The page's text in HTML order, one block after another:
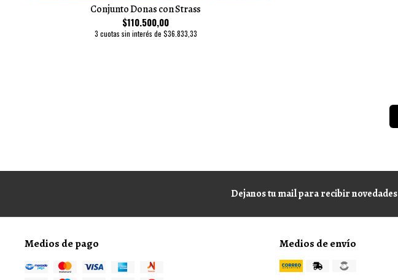
Conjunto Donas con Strass
$110.500,00
3 cuotas sin interés de $36.833,33
Dejanos tu mail para recibir novedades
Medios de pago Medios de envío